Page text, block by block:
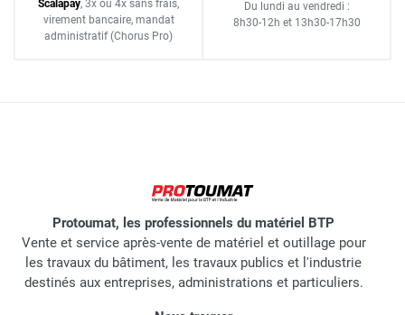
Scalapay, 3x ou 4x sans frais,
virement bancaire, mandat
administratif (Chorus Pro)
Du lundi au vendredi :
8h30-12h et 13h30-17h30
Protoumat, les professionnels du matériel BTP
Vente et service après-vente de matériel et outillage pour
les travaux du bâtiment, les travaux publics et l'industrie
destinés aux entreprises, administrations et particuliers.